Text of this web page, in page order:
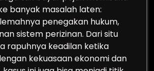
banyak masalah laten:
penegakan hukum,
sistem perizinan. Dari situ
rapuhnya keadilan ketika
kekuasaan ekonomi dan